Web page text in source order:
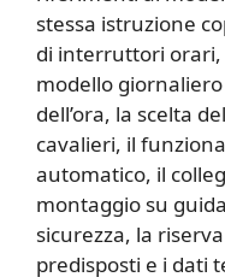
stessa istruzione
di interruttori orari,
modello
dell’ora, la scelta
cavalieri, il
automatico, il
montaggio su
sicurezza, la
predisposti e i dati